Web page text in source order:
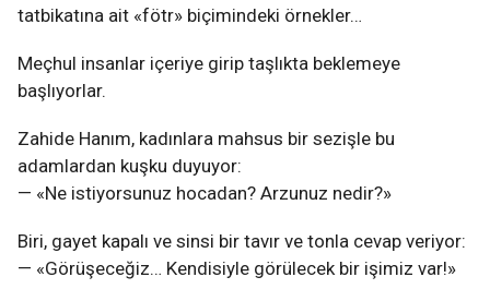
tatbikatına ait «fötr» biçimindeki örnekler…
Meçhul insanlar içeriye girip taşlıkta beklemeye
başlıyorlar.
Zahide Hanım, kadınlara mahsus bir sezişle bu
adamlardan kuşku duyuyor:
— «Ne istiyorsunuz hocadan? Arzunuz nedir?»
Biri, gayet kapalı ve sinsi bir tavır ve tonla cevap veriyor:
— «Görüşeceğiz… Kendisiyle görülecek bir işimiz var!»